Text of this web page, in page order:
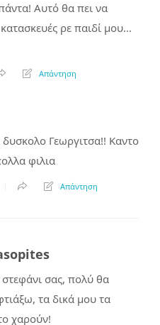
Αυτό θα πει να
κατασκευές ρε παιδί μου…
Απάντηση
δυσκολο Γεωργιτσα!! Καντο
φιλια
Απάντηση
σας, πολύ θα
τα δικά μου τα
χαρούν!